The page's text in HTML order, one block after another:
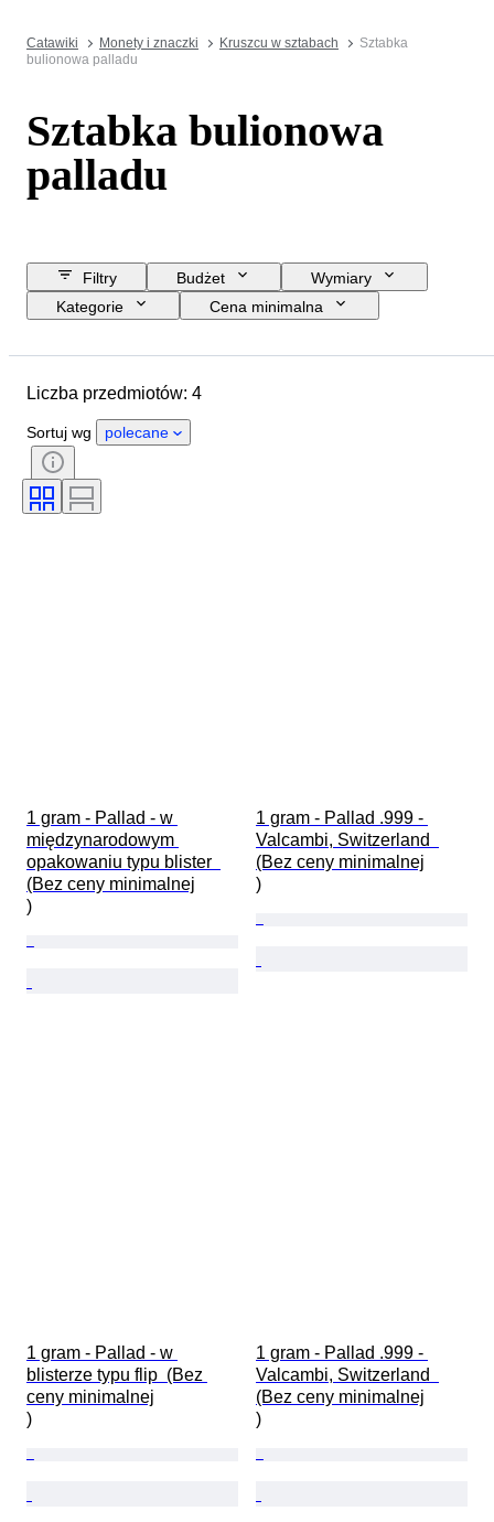
Catawiki Monety i znaczki Kruszcu w sztabach
Sztabka
bulionowa palladu
Sztabka bulionowa
palladu
Filtry Budżet
Wymiary
Kategorie
Cena minimalna
Próba
Masa kruszcu
Liczba przedmiotów: 4
Sortuj wg polecane
1 gram - Pallad - w
międzynarodowym
opakowaniu typu blister
(Bez ceny minimalnej
)
1 gram - Pallad .999 -
Valcambi, Switzerland
(Bez ceny minimalnej
)
1 gram - Pallad - w
blisterze typu flip  (Bez
ceny minimalnej
)
1 gram - Pallad .999 -
Valcambi, Switzerland
(Bez ceny minimalnej
)